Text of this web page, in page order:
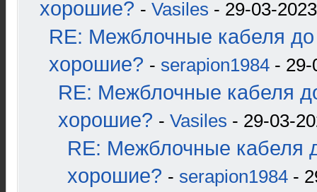
хорошие? - Vasiles - 29-03-
RE: Межблочные кабеля до
хорошие? - serapion1984 - 29-
RE: Межблочные кабеля
хорошие? - Vasiles - 29-03-
RE: Межблочные кабеля
хорошие? - serapion1984 -